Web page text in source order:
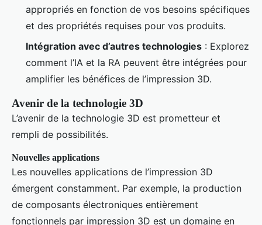
appropriés en fonction de vos besoins spécifiques
et des propriétés requises pour vos produits.
Intégration avec d’autres technologies : Explorez
comment l’IA et la RA peuvent être intégrées pour
amplifier les bénéfices de l’impression 3D.
Avenir de la technologie 3D
L’avenir de la technologie 3D est prometteur et
rempli de possibilités.
Nouvelles applications
Les nouvelles applications de l’impression 3D
émergent constamment. Par exemple, la production
de composants électroniques entièrement
fonctionnels par impression 3D est un domaine en